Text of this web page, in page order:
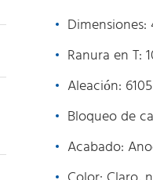
Ranura en T:
Aleación:
Bloqueo de
Acabado: